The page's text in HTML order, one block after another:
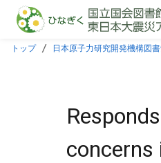
本文に飛ぶ
トップ 日本原子力研究開発機構図
concerns